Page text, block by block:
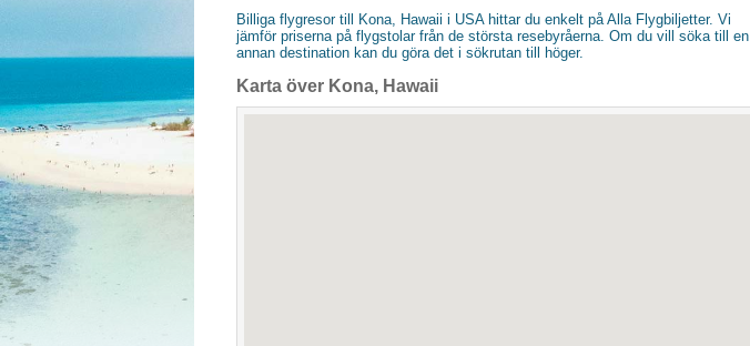
Billiga flygresor till Kona, Hawaii i USA hittar du enkelt på Alla Flygbiljetter. Vi
jämför priserna på flygstolar från de största resebyråerna. Om du vill söka till en
annan destination kan du göra det i sökrutan till höger.
Karta över Kona, Hawaii